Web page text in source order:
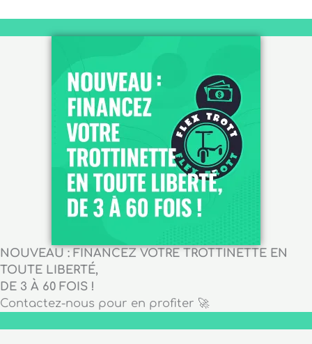
NOUVEAU : FINANCEZ VOTRE TROTTINETTE EN
TOUTE LIBERTÉ,
DE 3 À 60 FOIS !
Contactez-nous pour en profiter 🚀